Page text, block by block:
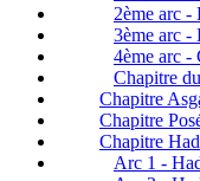
2ème arc -
3ème arc -
4ème arc -
Chapitre
Chapitre
Chapitre
Chapitre
Arc 1 -